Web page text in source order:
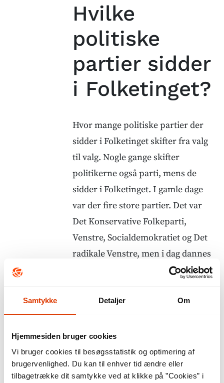
Samtykke Detaljer Om
Hjemmesiden bruger cookies
Vi bruger cookies til besøgsstatistik og optimering af
brugervenlighed. Du kan til enhver tid ændre eller
tilbagetrække dit samtykke ved at klikke på ”Cookies” i
Hvilke
politiske
partier sidder
i Folketinget?
Hvor mange politiske partier der
sidder i Folketinget skifter fra valg
til valg. Nogle gange skifter
politikerne også parti, mens de
sidder i Folketinget. I gamle dage
var der fire store partier. Det var
Det Konservative Folkeparti,
Venstre, Socialdemokratiet og Det
radikale Venstre, men i dag dannes
der hele tiden nye partier.
er vigtigt, og andre vil gerne hjælpe
de fattige mennesker i Danmark. I
de fleste partier har man nogle